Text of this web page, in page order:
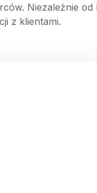
Niezależnie
z klientami.